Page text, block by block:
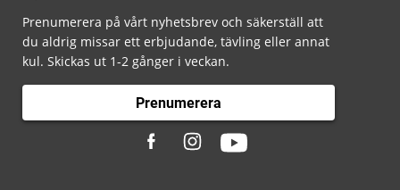
Prenumerera på vårt nyhetsbrev och säkerställ att
du aldrig missar ett erbjudande, tävling eller annat
kul. Skickas ut 1-2 gånger i veckan.
Prenumerera